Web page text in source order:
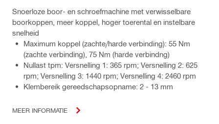
Snoerloze boor- en schroefmachine met verwisselbare
boorkoppen, meer koppel, hoger toerental en instelbare
snelheid
Maximum koppel (zachte/harde verbinding): 55 Nm
(zachte verbinding), 75 Nm (harde verbindng)
Nullast tpm: Versnelling 1: 365 rpm; Versnelling 2: 625
rpm; Versnelling 3: 1440 rpm; Versnelling 4: 2460 rpm
Klembereik gereedschapsopname: 2 - 13 mm
MEER INFORMATIE